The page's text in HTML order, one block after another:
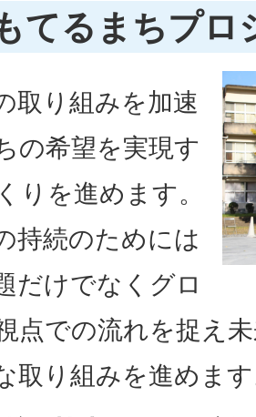
てるまちプロ
取り組みを加速
の希望を実現す
りを進めます。
持続のためには
だけでなくグロ
点での流れを捉え
取り組みを進めま